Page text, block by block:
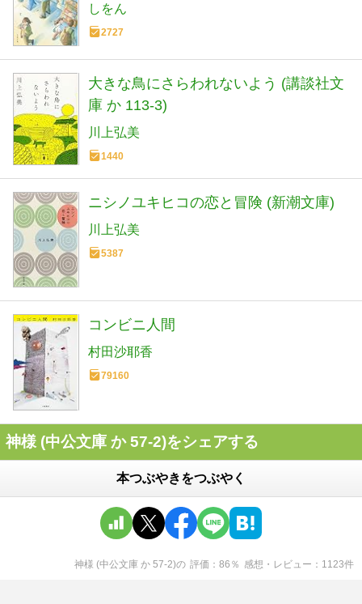
しをん
2727
大きな鳥にさらわれないよう (講談社文
庫 か 113-3)
川上弘美
1440
ニシノユキヒコの恋と冒険 (新潮文庫)
川上弘美
5387
コンビニ人間
村田沙耶香
79160
神様 (中公文庫 か 57-2)をシェアする
本つぶやきをつぶやく
神様 (中公文庫 か 57-2)の 評価 86 ％ 感想・レビュー 1123件